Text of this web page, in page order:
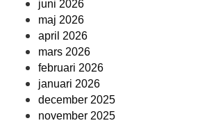
juni 2026
maj 2026
april 2026
mars 2026
februari 2026
januari 2026
december 2025
november 2025